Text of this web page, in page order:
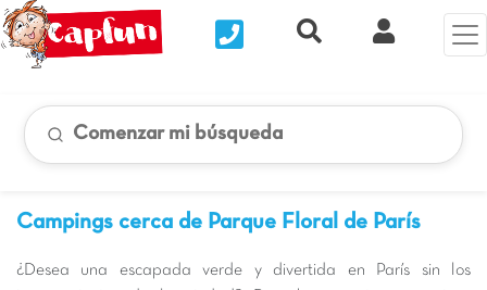
Nous contacterRecherche rapide
Mi
Comenzar mi búsqueda
Campings cerca de Parque Floral de París
¿Desea una escapada verde y divertida en París sin los